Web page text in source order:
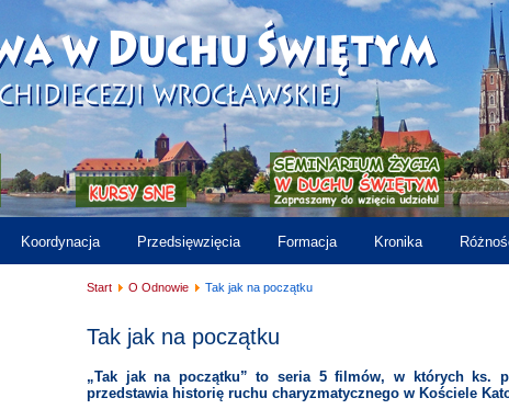
Koordynacja Przedsięwzięcia Formacja Kronika
Start O Odnowie Tak jak na początku
Tak jak na początku
„Tak jak na początku” to seria 5 filmów, w których ks.
przedstawia historię ruchu charyzmatycznego w Kościele